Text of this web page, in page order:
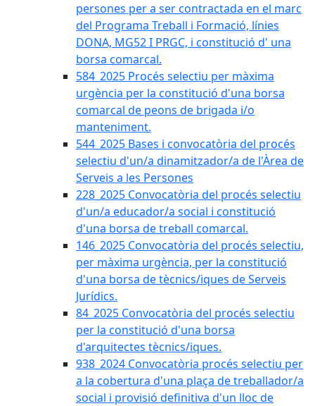
persones per a ser contractada en el marc
del Programa Treball i Formació, línies
DONA, MG52 I PRGC, i constitució d' una
borsa comarcal.
584_2025 Procés selectiu per màxima
urgència per la constitució d'una borsa
comarcal de peons de brigada i/o
manteniment.
544_2025 Bases i convocatòria del procés
selectiu d'un/a dinamitzador/a de l'Àrea de
Serveis a les Persones
228_2025 Convocatòria del procés selectiu
d'un/a educador/a social i constitució
d'una borsa de treball comarcal.
146_2025 Convocatòria del procés selectiu,
per màxima urgència, per la constitució
d'una borsa de tècnics/iques de Serveis
Jurídics.
84_2025 Convocatòria del procés selectiu
per la constitució d'una borsa
d'arquitectes tècnics/iques.
938_2024 Convocatòria procés selectiu per
a la cobertura d'una plaça de treballador/a
social i provisió definitiva d'un lloc de